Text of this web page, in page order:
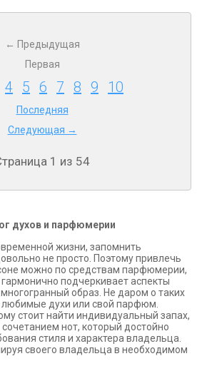
← Предыдущая
Первая
4 5 6 7 8 9 10
Последняя
Следующая →
1 из 54
духов и парфюмерии
жизни, запомнить
не просто. Поэтому привлечь
можно по средствам парфюмерии,
подчеркивает аспекты
образ. Не даром о таких
любимые духи или свой парфюм.
стоит найти индивидуальный запах,
нот, который достойно
стиля и характера владельца.
своего владельца в необходимом